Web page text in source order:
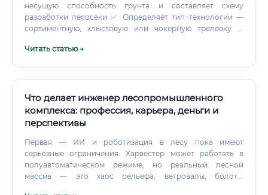
несущую способность грунта и составляет схему
разработки лесосеки ✅ Определяет тип технологии —
сортиментную, хлыстовую или чокерную трелёвку ✅
операторов форвардеров ✅ Следит за соблюдением
технологические карты лесосек ✅ Планирует ТО и
ремонт лесной техники ✅ Анализирует себестоимость
заготовки по делянкам ✅ Готовит отчётность по
освоению расчётной лесосеки ✅ Участвует в закупках
техники и запасных частей Есть ещё один пласт, о
котором редко говорят открыто. Специалист постоянно
работает на стыке конфликтующих интересов.
Читать статью →
Что делает инженер лесопромышленного
комплекса: профессия, карьера, деньги и
перспективы
Первая — ИИ и роботизация в лесу пока имеют
серьёзные ограничения. Харвестер может работать в
полуавтоматическом режиме, но реальный лесной
массив — это хаос рельефа, ветровалы, болота,